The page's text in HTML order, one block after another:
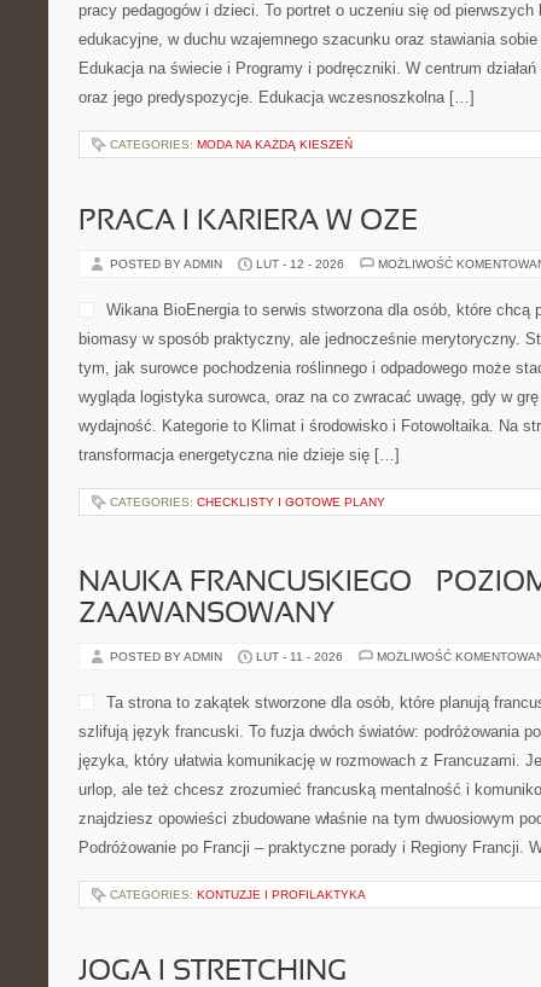
pracy pedagogów i dzieci. To portret o uczeniu się od
edukacyjne, w duchu wzajemnego szacunku oraz stawiania
Edukacja na świecie i Programy i podręczniki. W centrum działań
oraz jego predyspozycje. Edukacja wczesnoszkolna […]
CATEGORIES: MODA NA KAŻDĄ KIESZEŃ
PRACA I KARIERA W OZE
POSTED BY ADMIN LUT - 12 - 2026 MOŻLIWOŚĆ
Wikana BioEnergia to serwis stworzona dla osób, które chcą
biomasy w sposób praktyczny, ale jednocześnie merytoryczny.
tym, jak surowce pochodzenia roślinnego i odpadowego może
wygląda logistyka surowca, oraz na co zwracać uwagę, gdy w
wydajność. Kategorie to Klimat i środowisko i Fotowoltaika. Na
transformacja energetyczna nie dzieje się […]
CATEGORIES: CHECKLISTY I GOTOWE PLANY
NAUKA FRANCUSKIEGO –
ZAAWANSOWANY
POSTED BY ADMIN LUT - 11 - 2026 MOŻLIWOŚĆ
Ta strona to zakątek stworzone dla osób, które planują
szlifują język francuski. To fuzja dwóch światów: podróżowania
języka, który ułatwia komunikację w rozmowach z Francuzami.
urlop, ale też chcesz zrozumieć francuską mentalność i
znajdziesz opowieści zbudowane właśnie na tym dwuosiowym
Podróżowanie po Francji – praktyczne porady i Regiony Francji.
CATEGORIES: KONTUZJE I PROFILAKTYKA
JOGA I STRETCHING